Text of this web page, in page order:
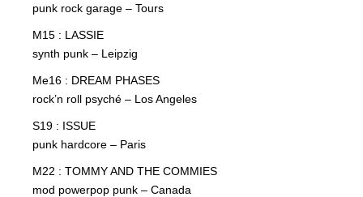
punk rock garage – Tours
M15 : LASSIE
synth punk – Leipzig
Me16 : DREAM PHASES
rock’n roll psyché – Los Angeles
S19 : ISSUE
punk hardcore – Paris
M22 : TOMMY AND THE COMMIES
mod powerpop punk – Canada